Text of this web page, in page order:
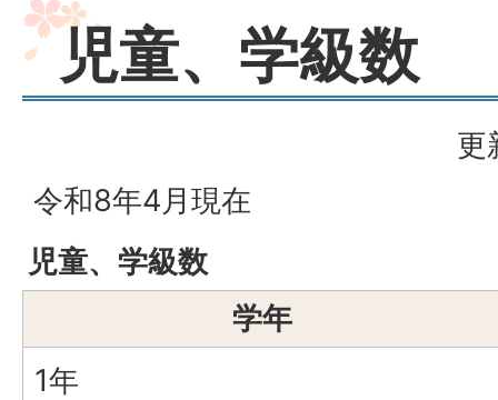
児童、学級数
更
令和8年4月現在
児童、学級数
学年
1年